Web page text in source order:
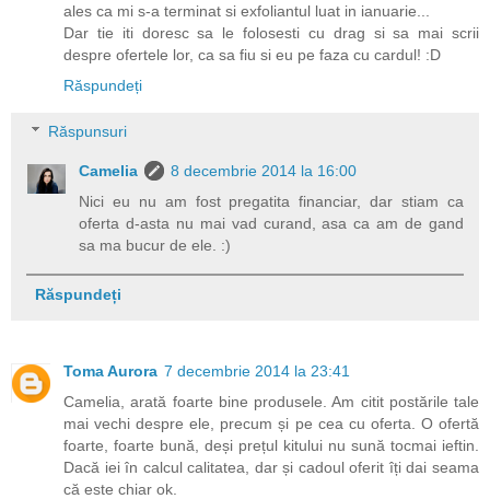
ales ca mi s-a terminat si exfoliantul luat in ianuarie...
Dar tie iti doresc sa le folosesti cu drag si sa mai scrii
despre ofertele lor, ca sa fiu si eu pe faza cu cardul! :D
Răspundeți
Răspunsuri
Camelia
8 decembrie 2014 la 16:00
Nici eu nu am fost pregatita financiar, dar stiam ca
oferta d-asta nu mai vad curand, asa ca am de gand
sa ma bucur de ele. :)
Răspundeți
Toma Aurora 7 decembrie 2014 la 23:41
Camelia, arată foarte bine produsele. Am citit postările tale
mai vechi despre ele, precum și pe cea cu oferta. O ofertă
foarte, foarte bună, deși prețul kitului nu sună tocmai ieftin.
Dacă iei în calcul calitatea, dar și cadoul oferit îți dai seama
că este chiar ok.